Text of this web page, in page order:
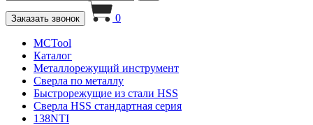
Заказать звонок 0
MCTool
Каталог
Металлорежущий инструмент
Сверла по металлу
Быстрорежущие из стали HSS
Сверла HSS стандартная серия
138NTI